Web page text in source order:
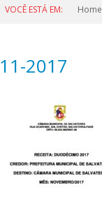
VOCÊ ESTÁ EM: Home
11-2017